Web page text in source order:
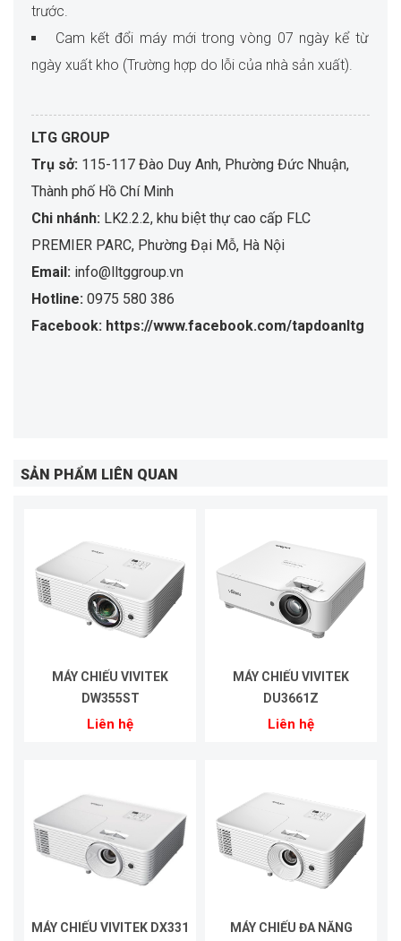
trước.
​Cam kết đổi máy mới trong vòng 07 ngày kể từ
ngày xuất kho (Trường hợp do lỗi của nhà sản xuất).
LTG GROUP
Trụ sở: 115-117 Đào Duy Anh, Phường Đức Nhuận,
Thành phố Hồ Chí Minh
Chi nhánh: LK2.2.2, khu biệt thự cao cấp FLC
PREMIER PARC, Phường Đại Mỗ, Hà Nội
Email: info@lltggroup.vn
Hotline: 0975 580 386
Facebook: https://www.facebook.com/tapdoanltg
SẢN PHẨM LIÊN QUAN
MÁY CHIẾU VIVITEK
DW355ST
Liên hệ
MÁY CHIẾU VIVITEK
DU3661Z
Liên hệ
MÁY CHIẾU VIVITEK DX331
MÁY CHIẾU ĐA NĂNG